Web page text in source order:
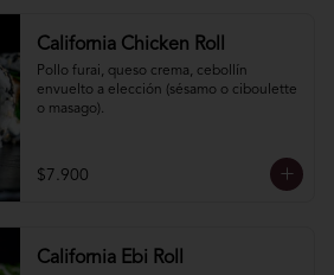
California Chicken Roll
Pollo furai, queso crema, cebollín
envuelto a elección (sésamo o ciboulette
o masago).
$7.900
California Ebi Roll